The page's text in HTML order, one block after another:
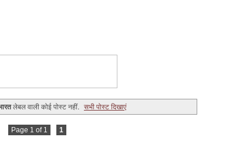
लेबल वाली कोई पोस्ट नहीं. सभी पोस्ट दिखाएं
Page 1 of 1 1